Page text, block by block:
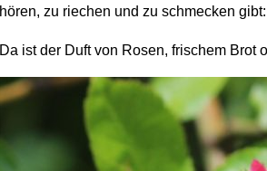
hören, zu riechen und zu schmecken gibt:
Da ist der Duft von Rosen, frischem